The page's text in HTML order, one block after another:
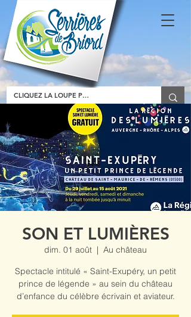
SON ET LUMIÈRES
dim. 01 août
  |
Au château
Spectacle intitulé « Saint-Exupéry, un petit
prince de légende » au sein du château
d’enfance du célèbre écrivain et aviateur.